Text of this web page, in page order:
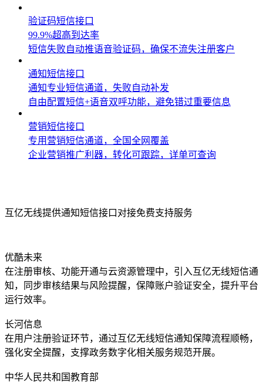
验证码短信接口
99.9%超高到达率
短信失败自动推语音验证码，确保不流失注册客户
通知短信接口
通知专业短信通道，失败自动补发
自由配置短信+语音双呼功能，避免错过重要信息
营销短信接口
专用营销短信通道，全国全网覆盖
企业营销推广利器，转化可跟踪，详单可查询
互亿无线提供通知短信接口对接免费支持服务
优酷未来
在注册审核、功能开通与云资源管理中，引入互亿无线短信通
知，同步审核结果与风险提醒，保障账户验证安全，提升平台
运行效率。
长河信息
在用户注册验证环节，通过互亿无线短信通知保障流程顺畅，
强化安全提醒，支撑政务数字化相关服务规范开展。
中华人民共和国教育部